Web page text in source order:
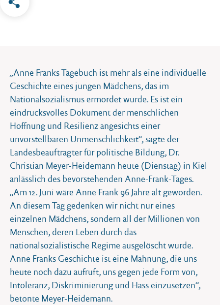
„Anne Franks Tagebuch ist mehr als eine individuelle
Geschichte eines jungen Mädchens, das im
Nationalsozialismus ermordet wurde. Es ist ein
eindrucksvolles Dokument der menschlichen
Hoffnung und Resilienz angesichts einer
unvorstellbaren Unmenschlichkeit“, sagte der
Landesbeauftragter für politische Bildung, Dr.
Christian Meyer-Heidemann heute (Dienstag) in Kiel
anlässlich des bevorstehenden Anne-Frank-Tages.
„Am 12. Juni wäre Anne Frank 96 Jahre alt geworden.
An diesem Tag gedenken wir nicht nur eines
einzelnen Mädchens, sondern all der Millionen von
Menschen, deren Leben durch das
nationalsozialistische Regime ausgelöscht wurde.
Anne Franks Geschichte ist eine Mahnung, die uns
heute noch dazu aufruft, uns gegen jede Form von,
Intoleranz, Diskriminierung und Hass einzusetzen“,
betonte Meyer-Heidemann.